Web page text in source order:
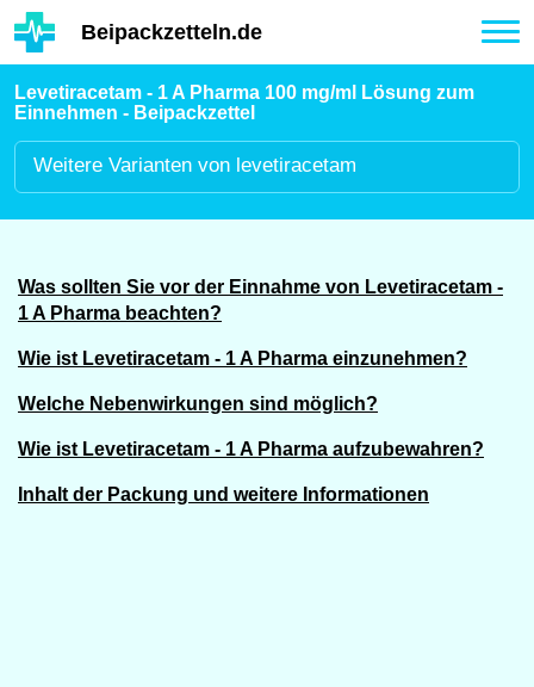
Hauptinhalt
Beipackzetteln.de
Levetiracetam - 1 A Pharma 100 mg/ml Lösung zum
Einnehmen - Beipackzettel
Weitere Varianten von levetiracetam
Was sollten Sie vor der Einnahme von Levetiracetam -
1 A Pharma beachten?
Wie ist Levetiracetam - 1 A Pharma einzunehmen?
Welche Nebenwirkungen sind möglich?
Wie ist Levetiracetam - 1 A Pharma aufzubewahren?
Inhalt der Packung und weitere Informationen